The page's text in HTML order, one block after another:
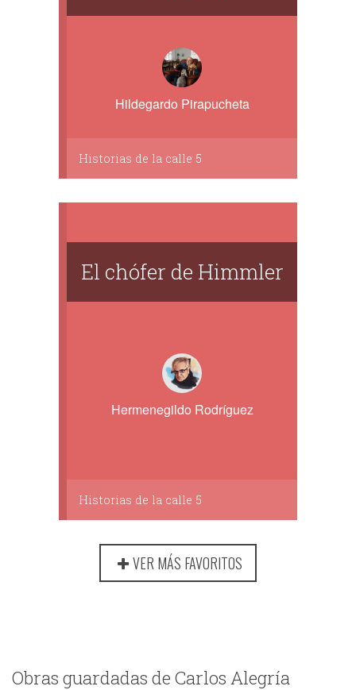
Hildegardo Pirapucheta
Historias de la calle 5
El chófer de Himmler
Hermenegildo Rodríguez
Historias de la calle 5
VER MÁS FAVORITOS
Obras guardadas de Carlos Alegría